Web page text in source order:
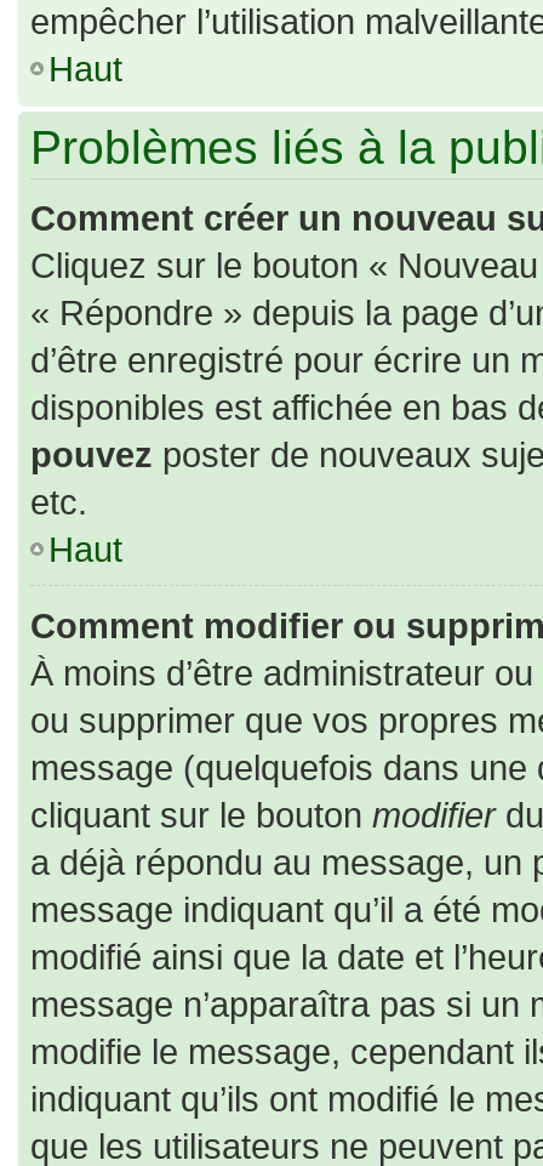
empêcher l’utilisation
Haut
Problèmes liés à la
Comment créer un nouveau
Cliquez sur le bouton «
« Répondre » depuis la page
d’être enregistré pour écrire un
disponibles est affichée en bas
pouvez poster de nouveaux
etc.
Haut
Comment modifier ou
À moins d’être administrateur
ou supprimer que vos propres
message (quelquefois dans
cliquant sur le bouton modifierdu
a déjà répondu au message, un
message indiquant qu’il a été
modifié ainsi que la date et
message n’apparaîtra pas si
modifie le message, cependant
indiquant qu’ils ont modifié le
que les utilisateurs ne peuvent